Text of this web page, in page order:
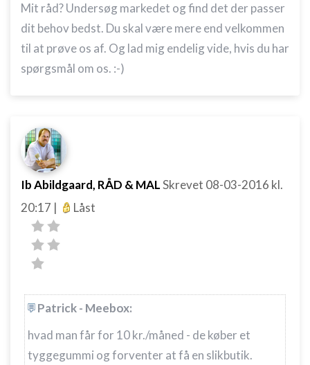
Mit råd? Undersøg markedet og find det der passer
dit behov bedst. Du skal være mere end velkommen
til at prøve os af. Og lad mig endelig vide, hvis du har
spørgsmål om os. :-)
Ib Abildgaard, RÅD & MALSkrevet 08-03-2016 kl.
20:17 | Låst
Patrick - Meebox:
hvad man får for 10 kr./måned - de køber et
tyggegummi og forventer at få en slikbutik.